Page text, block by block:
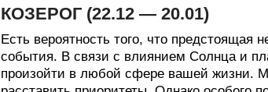
КОЗЕРОГ (22.12 — 20.01)
Есть вероятность того, что предстоящая
события. В связи с влиянием Солнца и
произойти в любой сфере вашей жизни.